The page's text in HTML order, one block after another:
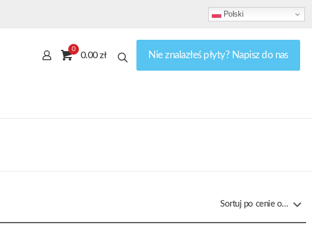
Polski
0
0.00 zł Nie znalazłeś płyty? Napisz do nas